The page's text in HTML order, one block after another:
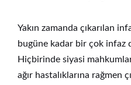
Yakın zamanda çıkarılan
bugüne kadar bir çok infaz
Hiçbirinde siyasi
ağır hastalıklarına rağmen